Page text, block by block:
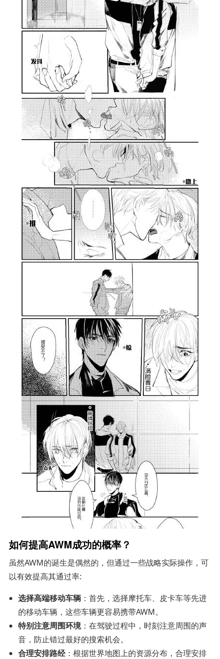
如何提高AWM成功的概率？
虽然AWM的诞生是偶然的，但通过一些战略实际操作，可
以有效提高其通过率:
选择高端移动车辆 ：首先，选择摩托车、皮卡车等先进
的移动车辆，这些车辆更容易携带AWM。
特别注意周围环境：在驾驶过程中，时刻注意周围的声
音，防止错过最好的搜索机会。
合理安排路经：根据世界地图上的资源分布，合理安排